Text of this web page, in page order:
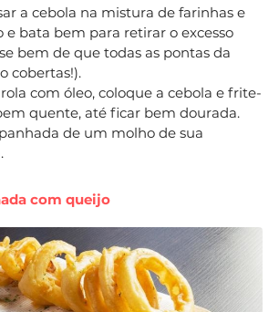
a cebola na mistura de farinhas e
e bata bem para retirar o excesso
bem de que todas as pontas da
cobertas!).
com óleo, coloque a cebola e frite-
quente, até ficar bem dourada.
de um molho de sua
com queijo